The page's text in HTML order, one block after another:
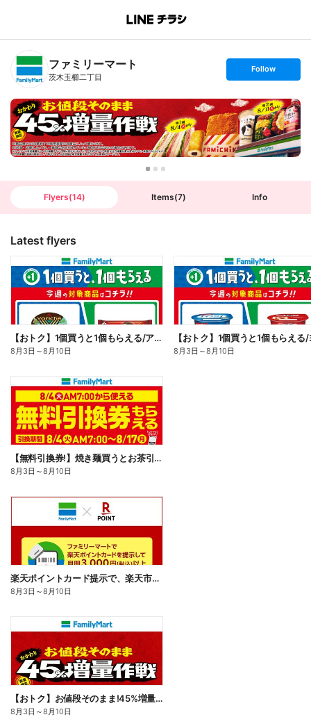
B
n
T
ファミリーマート
茨木玉櫛二丁目
s
t
o
l
l
o
w
Follow
Flyers(14) Items(7) Info
Latest flyers
【おトク】1個買うと1個もらえる/アイス
8月3日 ～8月10日 8月3日 ～8月10日
【無料引換券!】焼き麺買うとお茶引換券貰える!
8月3日 ～8月10日
楽天ポイントカード提示で、楽天市場でのお買い物がおトクに!
8月3日 ～8月10日
【おトク】お値段そのまま!45%増量作戦!
8月3日 ～8月10日